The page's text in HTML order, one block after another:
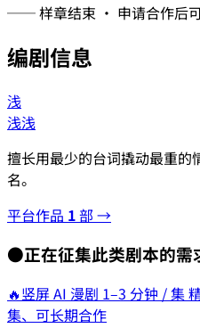
── 样章结束 · 申请合作后
编剧信息
浅
浅浅
擅长用最少的台词撬动最重的
名。
平台作品 1部 →
●正在征集此类剧本的需
🔥竖屏 AI 漫剧 1–3 分钟 / 集
集、可长期合作